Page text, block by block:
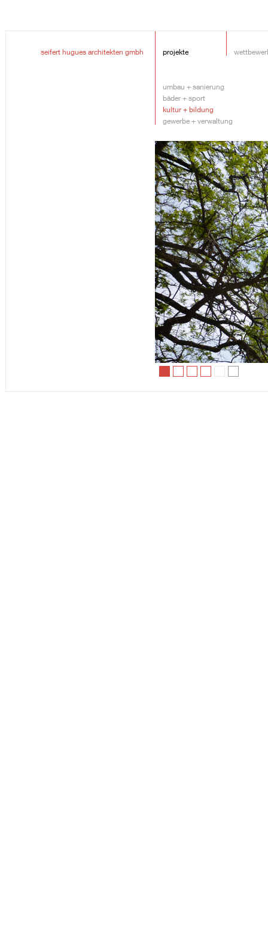
seifert hugues architekten gmbh projekte
umbau + sanierung
bäder + sport
kultur + bildung
gewerbe + verwaltung